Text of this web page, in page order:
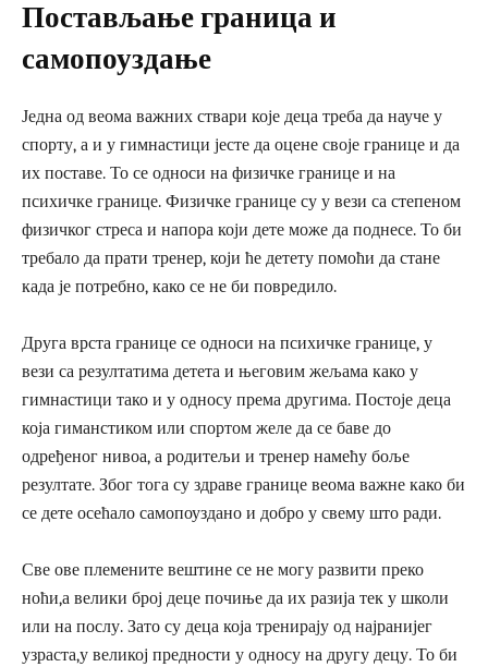
Постављање граница и
самопоуздање
Једна од веома важних ствари које деца треба да науче у
спорту, а и у гимнастици јесте да оцене своје границе и да
их поставе. То се односи на физичке границе и на
психичке границе. Физичке границе су у вези са степеном
физичког стреса и напора који дете може да поднесе. То би
требало да прати тренер, који ће детету помоћи да стане
када је потребно, како се не би повредило.
Друга врста границе се односи на психичке границе, у
вези са резултатима детета и његовим жељама како у
гимнастици тако и у односу према другима. Постоје деца
која гиманстиком или спортом желе да се баве до
одређеног нивоа, а родитељи и тренер намећу боље
резултате. Због тога су здраве границе веома важне како би
се дете осећало самопоуздано и добро у свему што ради.
Све ове племените вештине се не могу развити преко
ноћи,а велики број деце почиње да их разија тек у школи
или на послу. Зато су деца која тренирају од најранијег
узраста,у великој предности у односу на другу децу. То би